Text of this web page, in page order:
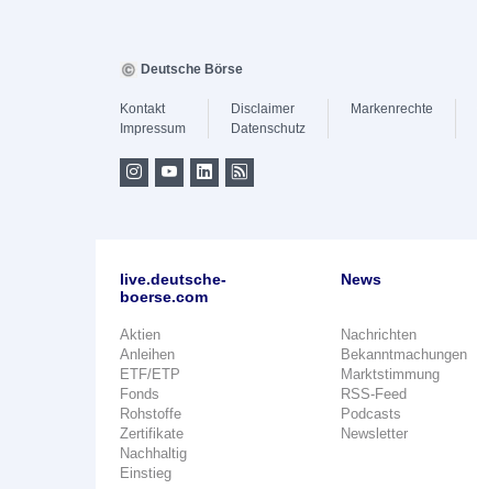
Deutsche Börse
Kontakt
Impressum
Disclaimer
Datenschutz
Markenrechte
live.deutsche-
boerse.com
Aktien
Anleihen
ETF/ETP
Fonds
Rohstoffe
Zertifikate
Nachhaltig
Einstieg
News
Nachrichten
Bekanntmachungen
Marktstimmung
RSS-Feed
Podcasts
Newsletter